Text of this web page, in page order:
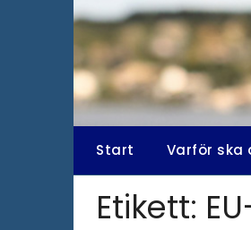
Start Varför ska
Etikett: